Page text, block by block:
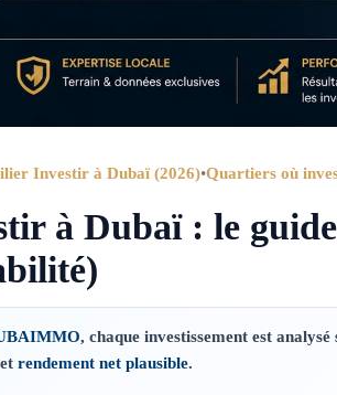
Investir à Dubaï (2026)•Quartiers où
à Dubaï : le
, chaque investissement est
et rendement net plausible.